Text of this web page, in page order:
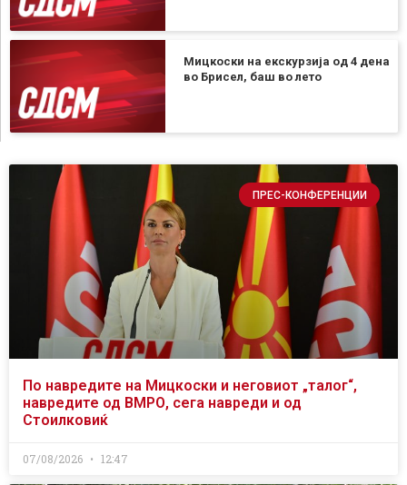
Мицкоски на екскурзија од 4 дена
во Брисел, баш во лето
ПРЕС-КОНФЕРЕНЦИИ
По навредите на Мицкоски и неговиот „талог“,
навредите од ВМРО, сега навреди и од
Стоилковиќ
07/08/2026 12:47